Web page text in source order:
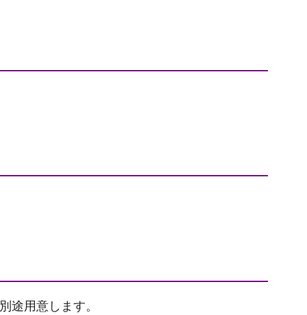
途用意します。